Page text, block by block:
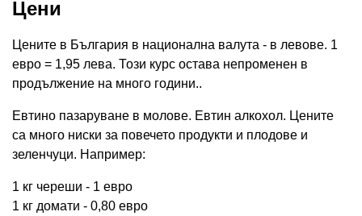
Цени
Цените в България в национална валута - в левове. 1
евро = 1,95 лева. Този курс остава непроменен в
продължение на много години..
Евтино пазаруване в молове. Евтин алкохол. Цените
са много ниски за повечето продукти и плодове и
зеленчуци. Например:
1 кг череши - 1 евро
1 кг домати - 0,80 евро